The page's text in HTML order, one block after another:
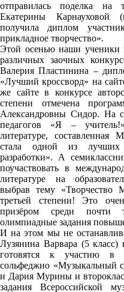
отправилась поделка на
Екатерины Карнауховой
получила диплом
прикладное творчество».
Этой осенью наши ученики
различных заочных
Валерия Пластинина –
«Лучший кроссворд» на
же сайте в конкурсе
степени отмечена
Александровны Сидор. На
педагогов «Я –
литературе, составленная
стала одной из лучших
разработки». А
поучаствовать в
литературе на
выбрав тему «Творчество
третьей степени! Это
призёром среди почти
олимпиадные задания
И на этом мы не
Лузянина Варвара (5 класс)
готовятся к участию в
сольфеджио «Музыкальный
и Дария Мурины и
задания Всероссийской